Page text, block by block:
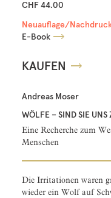
CHF 44.00
Neuauflage/
E-Book
KAUFEN
Andreas Moser
WÖLFE – SIND SIE UNS
Eine Recherche zum
Menschen
Die Irritationen waren
wieder ein Wolf auf